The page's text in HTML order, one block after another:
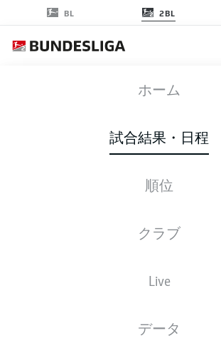
BL 2BL
ホーム
試合結果・日程
順位
クラブ
Live
データ
FCH FCK
スターティングメンバー
スターティングメンバーは試合開始